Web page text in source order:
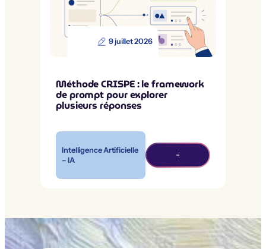
9 juillet 2026
Méthode CRISPE : le framework
de prompt pour explorer
plusieurs réponses
Intelligence Artificielle
– IA